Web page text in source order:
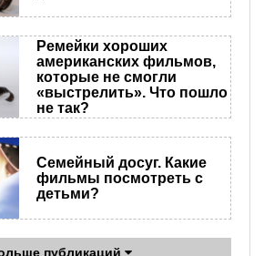
Ремейки хороших
американских фильмов,
которые не смогли
«выстрелить». Что пошло
не так?
Семейный досуг. Какие
фильмы посмотреть с
детьми?
публикаций